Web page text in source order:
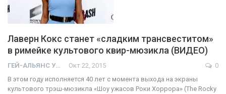
Лаверн Кокс станет «сладким трансвеститом»
в римейке культового квир-мюзикла (ВИДЕО)
ГЕЙ-АЛЬЯНС УКРАИНА Окт 22, 2015
0
В этом году исполняется 40 лет с момента выхода на экраны
культового трэш-мюзикла «Шоу ужасов Роки Хоррора» (The Rocky